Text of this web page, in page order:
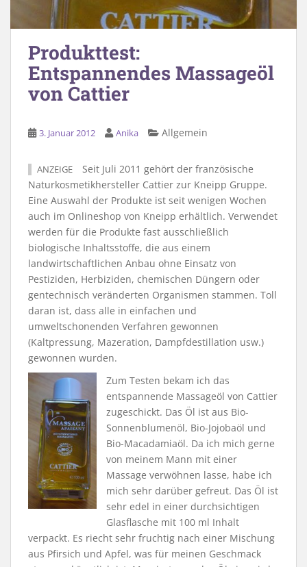
Produkttest:
Entspannendes Massageöl
von Cattier
3. Januar 2012 Anika Allgemein
ANZEIGE
Seit Juli 2011 gehört der französische
Naturkosmetikhersteller Cattier zur Kneipp Gruppe.
Eine Auswahl der Produkte ist seit wenigen Wochen
auch im Onlineshop von Kneipp erhältlich. Verwendet
werden für die Produkte fast ausschließlich
biologische Inhaltsstoffe, die aus einem
landwirtschaftlichen Anbau ohne Einsatz von
Pestiziden, Herbiziden, chemischen Düngern oder
gentechnisch veränderten Organismen stammen. Toll
daran ist, dass alle in einfachen und
umweltschonenden Verfahren gewonnen
(Kaltpressung, Mazeration, Dampfdestillation usw.)
gewonnen wurden.
Zum Testen bekam ich das
entspannende Massageöl von Cattier
zugeschickt. Das Öl ist aus Bio-
Sonnenblumenöl, Bio-Jojobaöl und
Bio-Macadamiaöl. Da ich mich gerne
von meinem Mann mit einer
Massage verwöhnen lasse, habe ich
mich sehr darüber gefreut. Das Öl ist
sehr edel in einer durchsichtigen
Glasflasche mit 100 ml Inhalt
verpackt. Es riecht sehr fruchtig nach einer Mischung
aus Pfirsich und Apfel, was für meinen Geschmack